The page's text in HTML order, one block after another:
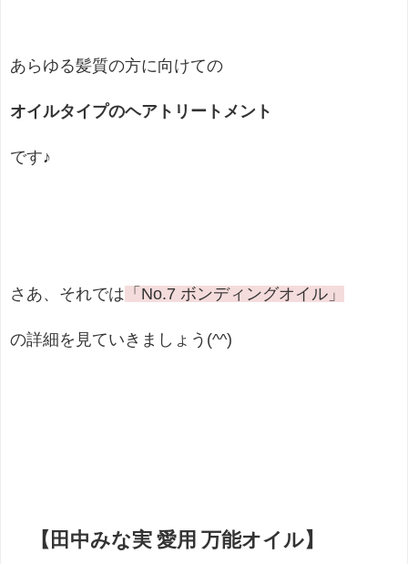
あらゆる髪質の方に向けての
オイルタイプのヘアトリートメント
です♪
さあ、それでは 「No.7 ボンディングオイル」
の詳細を見ていきましょう(^^)
【田中みな実 愛用 万能オイル】